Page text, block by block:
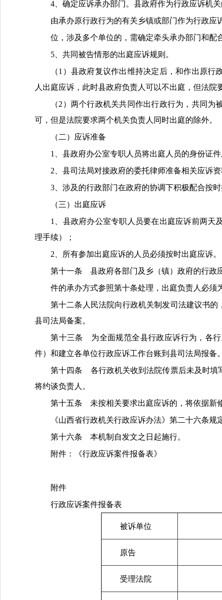
4、确定应诉承办部门。县政府作为行政应诉机
由承办原行政行为的有关乡镇或部门作为行政应
位，涉及多个单位的，需确定牵头承办部门和配
5、共同被告情形的出庭应诉规则。
（1 ）县政府复议作出维持决定后，和作出原行
人出庭应诉，此时县政府负责人可以不出庭，但法院
（2 ）两个行政机关共同作出行政行为，共同为
可，但是法院要求两个机关负责人同时出庭的除外。
（二） 应诉准备
1、县政府办公室专职人员将出庭人员的身份证
2、县司法局对接政府的委托律师准备相关应诉
3、涉及的行政部门在政府的协调下积极配合按
（三） 出庭应诉
1、县政府办公室专职人员要在出庭应诉前两天
理手续）；
2、所有参加出庭应诉的人员必须按时出庭应诉。
第十一条
县政府各部门及乡（镇）政府的行政
件的承办方式参照第十条处理 ，出庭负责人必须
第十二条 人民法院向行政机关制发司法建议书
县司法局备案。
第十三条
为全面规范全县行政应诉行为，各
件）和建立各单位行政应诉工作台账到县司法局报备
第十四条
各行政机关收到法院传票后未及时填
将约谈负责人。
第十五条
未按相关要求出庭应诉的，将依据新
《山西省行政机关行政应诉办法》第二十六条
第十六条本机制自发文之日起施行。
附件：
《行政应诉案件报备表》
附件
行政应诉案件报备表
被诉单位
原告
受理法院